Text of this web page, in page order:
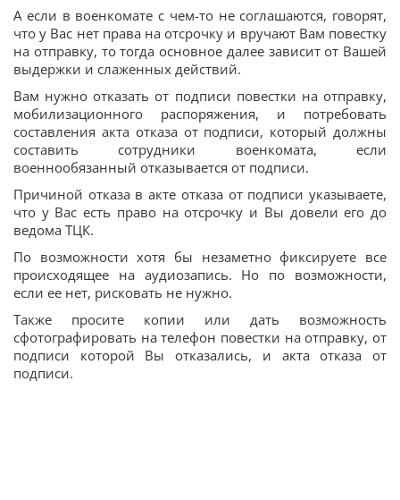
А если в военкомате с чем-то не соглашаются, говорят,
что у Вас нет права на отсрочку и вручают Вам повестку
на отправку, то тогда основное далее зависит от Вашей
выдержки и слаженных действий.
Вам нужно отказать от подписи повестки на отправку,
мобилизационного распоряжения, и потребовать
составления акта отказа от подписи, который должны
составить сотрудники военкомата, если
военнообязанный отказывается от подписи.
Причиной отказа в акте отказа от подписи указываете,
что у Вас есть право на отсрочку и Вы довели его до
ведома ТЦК.
По возможности хотя бы незаметно фиксируете все
происходящее на аудиозапись. Но по возможности,
если ее нет, рисковать не нужно.
Также просите копии или дать возможность
сфотографировать на телефон повестки на отправку, от
подписи которой Вы отказались, и акта отказа от
подписи.